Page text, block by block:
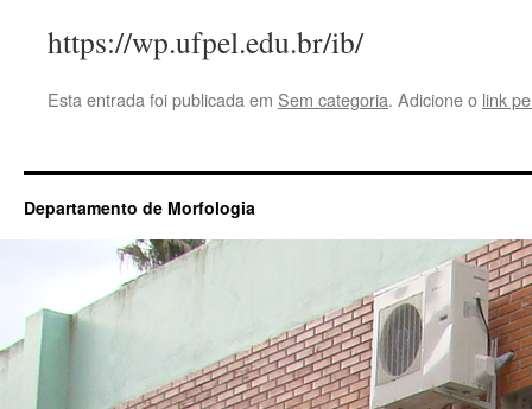
https://wp.ufpel.edu.br/ib/
Esta entrada foi publicada em Sem categoria. Adicione o link
Departamento de Morfologia